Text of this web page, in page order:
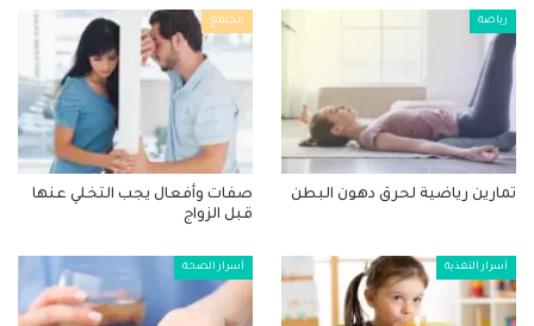
رياضة
تمارين رياضية لحرق دهون البطن
مجتمع
صفات وأفعال يجب التخلي عنها
قبل الزواج
أسرار التغذية أسرار الصحة